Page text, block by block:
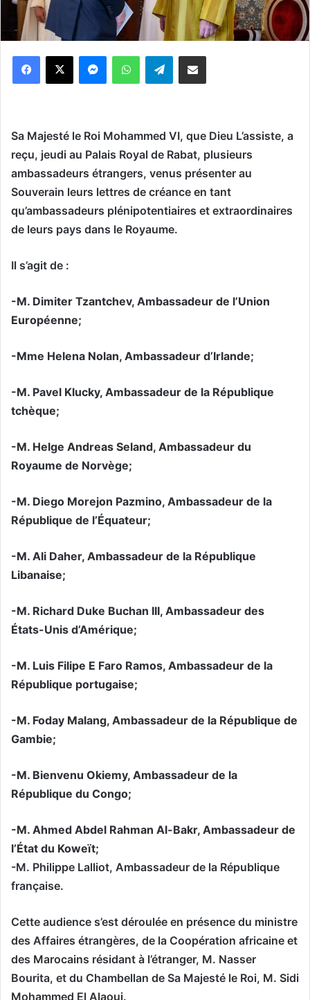
WhatsApp Telegram
Sa Majesté le Roi Mohammed VI, que Dieu L’assiste, a
reçu, jeudi au Palais Royal de Rabat, plusieurs
ambassadeurs étrangers, venus présenter au
Souverain leurs lettres de créance en tant
qu’ambassadeurs plénipotentiaires et extraordinaires
de leurs pays dans le Royaume.
Il s’agit de :
-M. Dimiter Tzantchev, Ambassadeur de l’Union
Européenne;
-Mme Helena Nolan, Ambassadeur d’Irlande;
-M. Pavel Klucky, Ambassadeur de la République
tchèque;
-M. Helge Andreas Seland, Ambassadeur du
Royaume de Norvège;
-M. Diego Morejon Pazmino, Ambassadeur de la
République de l’Équateur;
-M. Ali Daher, Ambassadeur de la République
Libanaise;
-M. Richard Duke Buchan III, Ambassadeur des
États-Unis d’Amérique;
-M. Luis Filipe E Faro Ramos, Ambassadeur de la
République portugaise;
-M. Foday Malang, Ambassadeur de la République de
Gambie;
-M. Bienvenu Okiemy, Ambassadeur de la
République du Congo;
-M. Ahmed Abdel Rahman Al-Bakr, Ambassadeur de
l’État du Koweït;
-M. Philippe Lalliot, Ambassadeur de la République
française.
Cette audience s’est déroulée en présence du ministre
des Affaires étrangères, de la Coopération africaine et
des Marocains résidant à l’étranger, M. Nasser
Bourita, et du Chambellan de Sa Majesté le Roi, M. Sidi
Mohammed El Alaoui.